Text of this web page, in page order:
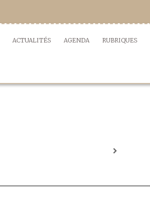
ACTUALITÉS AGENDA RUBRIQUES